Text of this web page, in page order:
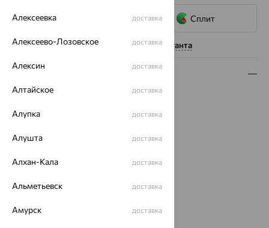
Сплит
Нужна помощь консультанта
Вид изделия:
Вес:2.89
Цвет металла:
Страна происхождения:
РОССИЯ
Бренд:SOKOLOV
Алексеевка доставка
Алексеево-Лозовское доставка
Алексин доставка
Алтайское доставка
Алупка доставка
Алушта доставка
Алхан-Кала доставка
Альметьевск доставка
Амурск доставка